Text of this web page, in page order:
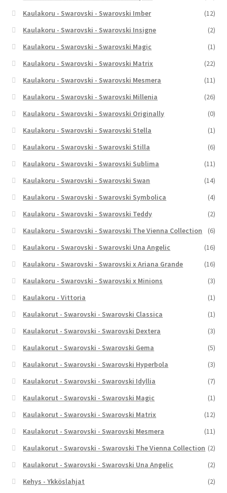
Kaulakoru - Swarovski - Swarovski Imber
(12)
Kaulakoru - Swarovski - Swarovski Insigne
(2)
Kaulakoru - Swarovski - Swarovski Magic
(1)
Kaulakoru - Swarovski - Swarovski Matrix
(22)
Kaulakoru - Swarovski - Swarovski Mesmera
(11)
Kaulakoru - Swarovski - Swarovski Millenia
(26)
Kaulakoru - Swarovski - Swarovski Originally
(0)
Kaulakoru - Swarovski - Swarovski Stella
(1)
Kaulakoru - Swarovski - Swarovski Stilla
(6)
Kaulakoru - Swarovski - Swarovski Sublima
(11)
Kaulakoru - Swarovski - Swarovski Swan
(14)
Kaulakoru - Swarovski - Swarovski Symbolica
(4)
Kaulakoru - Swarovski - Swarovski Teddy
(2)
Kaulakoru - Swarovski - Swarovski The Vienna Collection
(6)
Kaulakoru - Swarovski - Swarovski Una Angelic
(16)
Kaulakoru - Swarovski - Swarovski x Ariana Grande
(16)
Kaulakoru - Swarovski - Swarovski x Minions
(3)
Kaulakoru - Vittoria
(1)
Kaulakorut - Swarovski - Swarovski Classica
(1)
Kaulakorut - Swarovski - Swarovski Dextera
(3)
Kaulakorut - Swarovski - Swarovski Gema
(5)
Kaulakorut - Swarovski - Swarovski Hyperbola
(3)
Kaulakorut - Swarovski - Swarovski Idyllia
(7)
Kaulakorut - Swarovski - Swarovski Magic
(1)
Kaulakorut - Swarovski - Swarovski Matrix
(12)
Kaulakorut - Swarovski - Swarovski Mesmera
(11)
Kaulakorut - Swarovski - Swarovski The Vienna Collection (2)
Kaulakorut - Swarovski - Swarovski Una Angelic
(2)
Kehys - Ykköslahjat
(2)